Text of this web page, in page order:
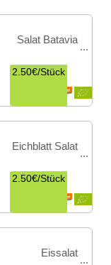
Salat Batavia
2.50€/Stück
Eichblatt Salat
2.50€/Stück
Eissalat